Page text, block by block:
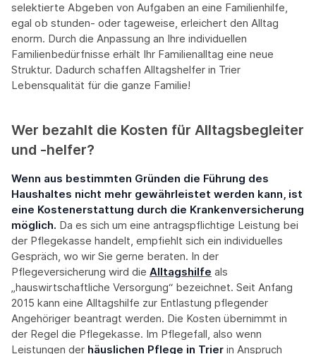
selektierte Abgeben von Aufgaben an eine Familienhilfe,
egal ob stunden- oder tageweise, erleichert den Alltag
enorm. Durch die Anpassung an Ihre individuellen
Familienbedürfnisse erhält Ihr Familienalltag eine neue
Struktur. Dadurch schaffen Alltagshelfer in Trier
Lebensqualität für die ganze Familie!
Wer bezahlt die Kosten für Alltagsbegleiter
und -helfer?
Wenn aus bestimmten Gründen die Führung des
Haushaltes nicht mehr gewährleistet werden kann, ist
eine Kostenerstattung durch die Krankenversicherung
möglich. Da es sich um eine antragspflichtige Leistung bei
der Pflegekasse handelt, empfiehlt sich ein individuelles
Gespräch, wo wir Sie gerne beraten. In der
Pflegeversicherung wird die Alltagshilfe als
„hauswirtschaftliche Versorgung“ bezeichnet. Seit Anfang
2015 kann eine Alltagshilfe zur Entlastung pflegender
Angehöriger beantragt werden. Die Kosten übernimmt in
der Regel die Pflegekasse. Im Pflegefall, also wenn
Leistungen der häuslichen Pflege in Trier in Anspruch